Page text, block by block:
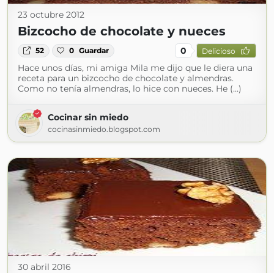
23 octubre 2012
Bizcocho de chocolate y nueces
52 0 Guardar 0 Delicioso
Hace unos días, mi amiga Mila me dijo que le diera una
receta para un bizcocho de chocolate y almendras.
Como no tenía almendras, lo hice con nueces. He (...)
Cocinar sin miedo
cocinasinmiedo.blogspot.com
30 abril 2016